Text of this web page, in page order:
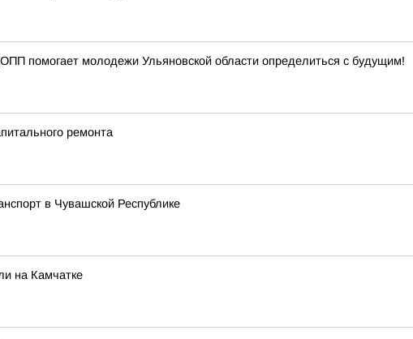
помогает молодежи Ульяновской области определиться с будущим!
ремонта
в Чувашской Республике
на Камчатке